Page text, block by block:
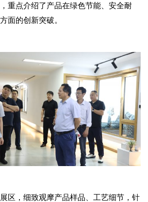
重点介绍了产品在绿色节能、安全耐
面的创新突破。
区，细致观摩产品样品、工艺细节，针